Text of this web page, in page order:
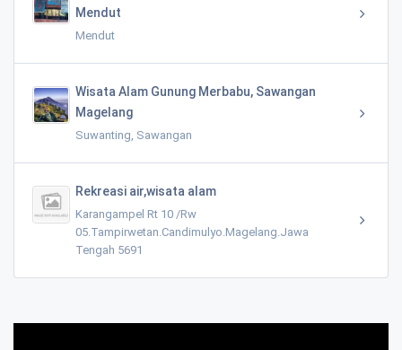
Mendut
Mendut
Wisata Alam Gunung Merbabu, Sawangan
Magelang
Suwanting, Sawangan
Rekreasi air,wisata alam
Karangampel Rt 10 /Rw
05.Tampirwetan.Candimulyo.Magelang.Jawa
Tengah 5691